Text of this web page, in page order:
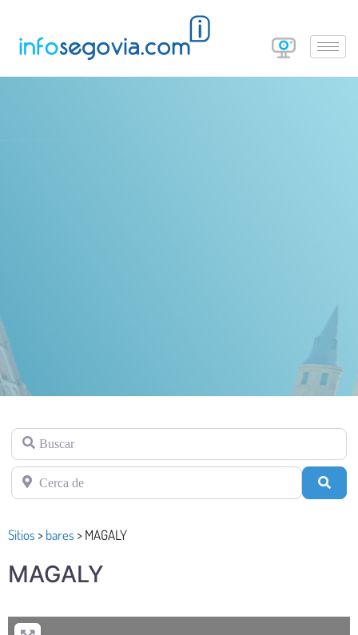
Buscar
Cerca de
Sitios >bares >MAGALY
MAGALY